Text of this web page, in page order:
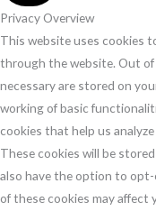
Privacy Overview
This website uses cookies
through the website. Out
necessary are stored on
working of basic
cookies that help us
These cookies will be
also have the option to
of these cookies may affect